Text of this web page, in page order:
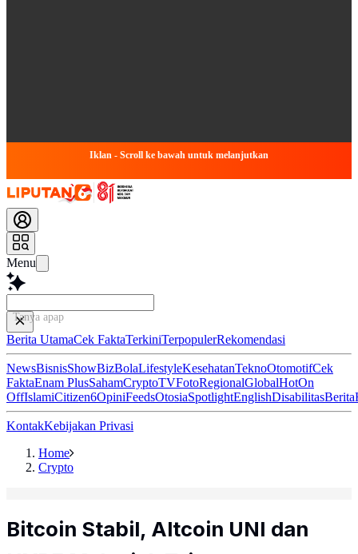
Iklan - Scroll ke bawah untuk melanjutkan
Menu
Tanya apapun tentang ar
Berita UtamaCek FaktaTerkiniTerpopulerRekomendasi
NewsBisnisShowBizBolaLifestyleKesehatanTeknoOtomotifCek
FaktaEnam PlusSahamCryptoTVFotoRegionalGlobalHotOn
OffIslamiCitizen6OpiniFeedsOtosiaSpotlightEnglishDisabilitasBerita
KontakKebijakan Privasi
Home
Crypto
Bitcoin Stabil, Altcoin UNI dan